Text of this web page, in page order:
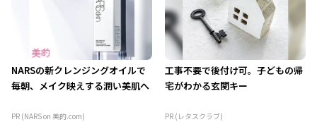
NARSの新クレンジングオイルで
毎朝、メイク映えする潤い美肌へ
PR (NARS on 美的.com)
工事不要で後付け可。子どもの帰
宅がわかる玄関キー
PR (レタスクラブ)